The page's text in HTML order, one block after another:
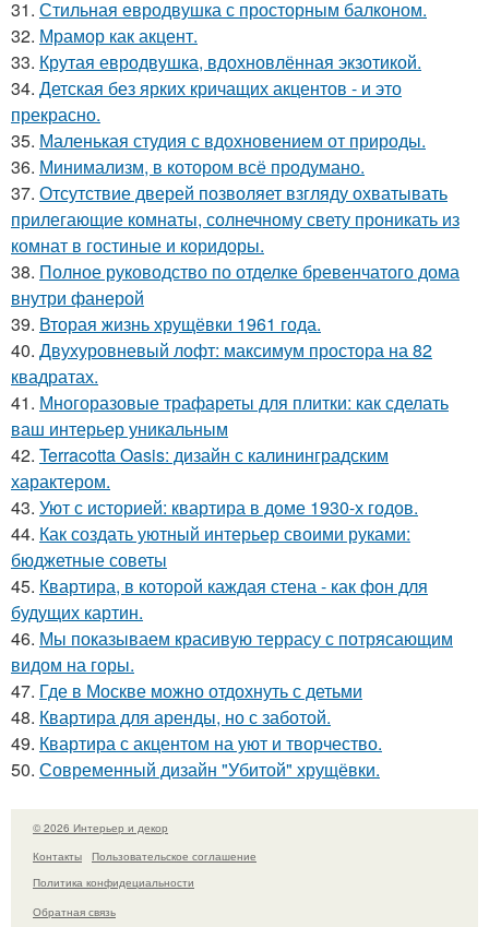
31. Стильная евродвушка с просторным балконом.
32. Мрамор как акцент.
33. Крутая евродвушка, вдохновлённая экзотикой.
34. Детская без ярких кричащих акцентов - и это
прекрасно.
35. Маленькая студия с вдохновением от природы.
36. Минимализм, в котором всё продумано.
37. Отсутствие дверей позволяет взгляду охватывать
прилегающие комнаты, солнечному свету проникать из
комнат в гостиные и коридоры.
38. Полное руководство по отделке бревенчатого дома
внутри фанерой
39. Вторая жизнь хрущёвки 1961 года.
40. Двухуровневый лофт: максимум простора на 82
квадратах.
41. Многоразовые трафареты для плитки: как сделать
ваш интерьер уникальным
42. Terracotta Oasis: дизайн с калининградским
характером.
43. Уют с историей: квартира в доме 1930-х годов.
44. Как создать уютный интерьер своими руками:
бюджетные советы
45. Квартира, в которой каждая стена - как фон для
будущих картин.
46. Мы показываем красивую террасу с потрясающим
видом на горы.
47. Где в Москве можно отдохнуть с детьми
48. Квартира для аренды, но с заботой.
49. Квартира с акцентом на уют и творчество.
50. Современный дизайн "Убитой" хрущёвки.
© 2026 Интерьер и декор
Контакты
Пользовательское соглашение
Политика конфидециальности
Обратная связь